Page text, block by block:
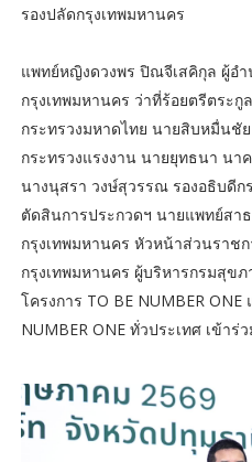
รองปลัดกรุงเทพมหานคร
แพทย์หญิงดวงพร ปิณจีเสคิกุล ผู้อ
กรุงเทพมหานคร ว่าที่ร้อยตรีตระกู
กระทรวงมหาดไทย นายสิบหมื่นชั
กระทรวงแรงงาน นายยุทธนา น
นางนุสรา วงษ์สุวรรณ รองอธิบดี
ตัดสินการประกวดฯ นายแพทย์สา
กรุงเทพมหานคร หัวหน้าส่วนราช
กรุงเทพมหานคร ผู้บริหารกรมสุข
โครงการ TO BE NUMBER
NUMBER ONE ทั่วประเทศ เข้าร่